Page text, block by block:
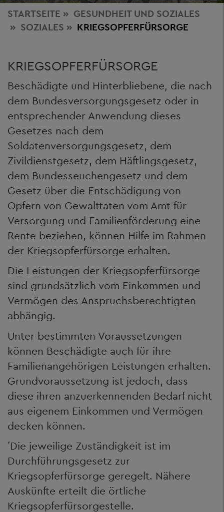
STARTSEITE GESUNDHEIT UND SOZIALES
SOZIALES
KRIEGSOPFERFÜRSORGE
KRIEGSOPFERFÜRSORGE
Beschädigte und Hinterbliebene, die nach
dem Bundesversorgungsgesetz oder in
entsprechender Anwendung dieses
Gesetzes nach dem
Soldatenversorgungsgesetz, dem
Zivildienstgesetz, dem Häftlingsgesetz,
dem Bundesseuchengesetz und dem
Gesetz über die Entschädigung von
Opfern von Gewalttaten vom Amt für
Versorgung und Familienförderung eine
Rente beziehen, können Hilfe im Rahmen
der Kriegsopferfürsorge erhalten.
Die Leistungen der Kriegsopferfürsorge
sind grundsätzlich vom Einkommen und
Vermögen des Anspruchsberechtigten
abhängig.
Unter bestimmten Voraussetzungen
können Beschädigte auch für ihre
Familienangehörigen Leistungen erhalten.
Grundvoraussetzung ist jedoch, dass
diese ihren anzuerkennenden Bedarf nicht
aus eigenem Einkommen und Vermögen
decken können.
´Die jeweilige Zuständigkeit ist im
Durchführungsgesetz zur
Kriegsopferfürsorge geregelt. Nähere
Auskünfte erteilt die örtliche
Kriegsopferfürsorgestelle.